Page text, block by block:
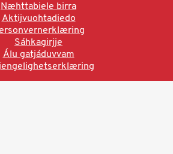
Næhttabiele birra
Aktijvuohtadiedo
Sáhkagirjje
Álu gatjáduvvam